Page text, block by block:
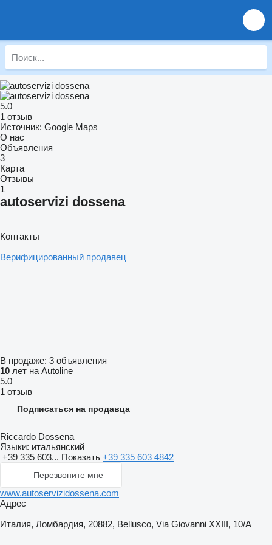
5.0
1 отзыв
Источник: Google Maps
О нас
Объявления
3
Карта
Отзывы
1
autoservizi dossena
Контакты
Верифицированный продавец
В продаже: 3 объявления
10 лет на Autoline
5.0
1 отзыв
Подписаться на продавца
Riccardo Dossena
Языки: итальянский
+39 335 603... Показать +39 335 603 4842
Перезвоните мне
www.autoservizidossena.com
Адрес
Италия, Ломбардия, 20882, Bellusco, Via Giovanni XXIII, 10/A